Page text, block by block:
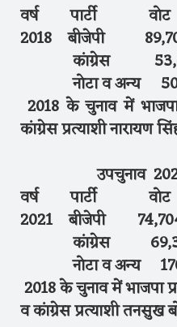
वर्ष पार्टी वोट
2018 बीजेपी
कांग्रेस
नोटा व अन्य
2018 के चुनाव में भाजपा
कांग्रेस प्रत्याशी नारायण
उपचुनाव
वर्ष पार्टी वोट
2021 बीजेपी
कांग्रेस
नोटा व अन्य
2018 के चुनाव में भाजपा
व कांग्रेस प्रत्याशी तनसुख